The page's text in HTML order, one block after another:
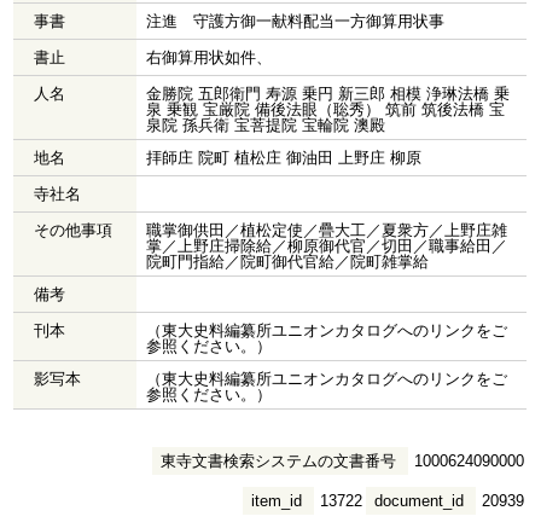
事書
注進 守護方御一献料配当一方御算用状事
書止
右御算用状如件、
人名
金勝院 五郎衛門 寿源 乗円 新三郎 相模 浄琳法橋 乗
泉 乗観 宝厳院 備後法眼（聡秀） 筑前 筑後法橋 宝
泉院 孫兵衛 宝菩提院 宝輪院 澳殿
地名
拝師庄 院町 植松庄 御油田 上野庄 柳原
寺社名
その他事項
職掌御供田／植松定使／疊大工／夏衆方／上野庄雑
掌／上野庄掃除給／柳原御代官／切田／職事給田／
院町門指給／院町御代官給／院町雑掌給
備考
刊本
（東大史料編纂所ユニオンカタログへのリンクをご
参照ください。）
影写本
（東大史料編纂所ユニオンカタログへのリンクをご
参照ください。）
東寺文書検索システムの文書番号 1000624090000
document_id 20939
item_id 13722